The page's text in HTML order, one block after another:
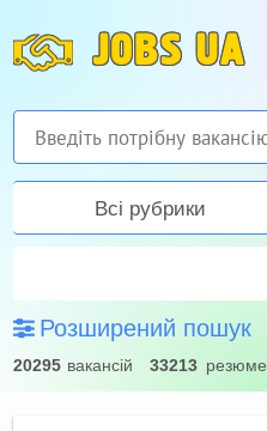
JOBS UA
Всі рубрики
Розширений пошук
20295 вакансій 33213 резюме